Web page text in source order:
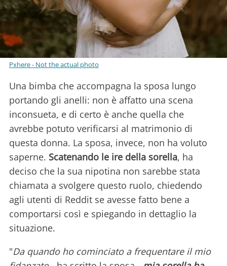
Pxhere - Not the actual photo
Una bimba che accompagna la sposa lungo
portando gli anelli: non è affatto una scena
inconsueta, e di certo è anche quella che
avrebbe potuto verificarsi al matrimonio di
questa donna. La sposa, invece, non ha voluto
saperne. Scatenando le ire della sorella, ha
deciso che la sua nipotina non sarebbe stata
chiamata a svolgere questo ruolo, chiedendo
agli utenti di Reddit se avesse fatto bene a
comportarsi così e spiegando in dettaglio la
situazione.
"Da quando ho cominciato a frequentare il mio